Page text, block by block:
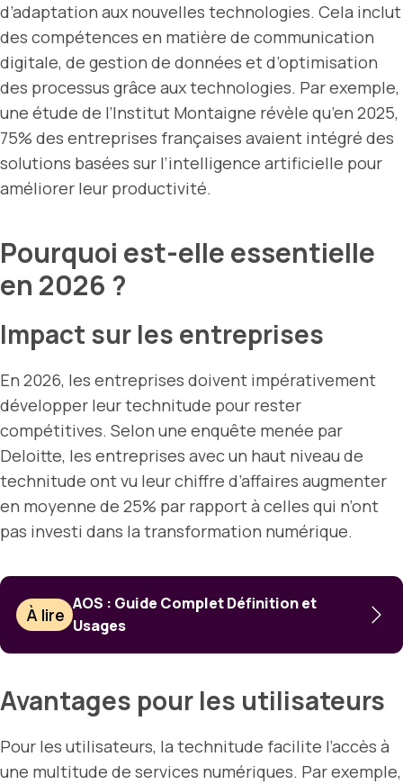
d’adaptation aux nouvelles technologies. Cela inclut
des compétences en matière de communication
digitale, de gestion de données et d’optimisation
des processus grâce aux technologies. Par exemple,
une étude de l’Institut Montaigne révèle qu’en 2025,
75% des entreprises françaises avaient intégré des
solutions basées sur l’intelligence artificielle pour
améliorer leur productivité.
Pourquoi est-elle essentielle
en 2026 ?
Impact sur les entreprises
En 2026, les entreprises doivent impérativement
développer leur technitude pour rester
compétitives. Selon une enquête menée par
Deloitte, les entreprises avec un haut niveau de
technitude ont vu leur chiffre d’affaires augmenter
en moyenne de 25% par rapport à celles qui n’ont
pas investi dans la transformation numérique.
À lire
AOS : Guide Complet Définition et
Usages
Avantages pour les utilisateurs
Pour les utilisateurs, la technitude facilite l’accès à
une multitude de services numériques. Par exemple,